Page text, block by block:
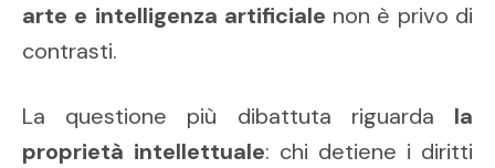
arte e intelligenza artificiale non è privo di
contrasti.
La questione più dibattuta riguarda la
proprietà intellettuale: chi detiene i diritti